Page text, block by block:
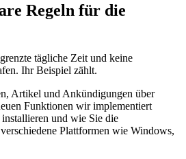
Regeln für die
tägliche Zeit und keine
Ihr Beispiel zählt.
Artikel und Ankündigungen über
Funktionen wir implementiert
und wie Sie die
Plattformen wie Windows,